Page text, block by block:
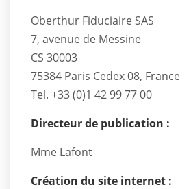
Oberthur Fiduciaire SAS
7, avenue de Messine
CS 30003
75384 Paris Cedex 08, France
Tel. +33 (0)1 42 99 77 00
Directeur de publication :
Mme Lafont
Création du site internet :